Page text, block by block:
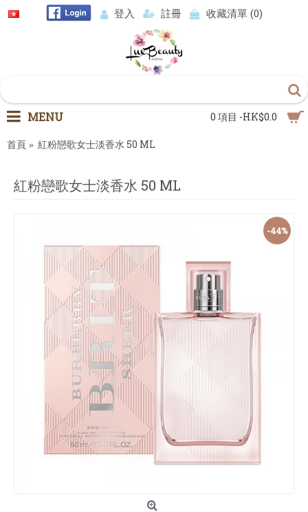
登入 註冊 收藏清單 (0)
0 項目 -HK$0.0
MENU
首頁 紅粉戀歌女士淡香水 50 ML
紅粉戀歌女士淡香水 50 ML
-44%